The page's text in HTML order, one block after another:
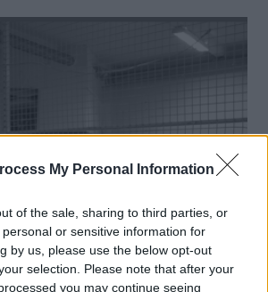
My Personal Information
of the sale, sharing to third parties, or
or sensitive information for
by us, please use the below opt-out
selection. Please note that after your
you may continue seeing